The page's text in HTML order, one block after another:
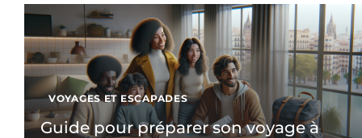
VOYAGES ET ESCAPADES
Guide pour préparer son voyage à